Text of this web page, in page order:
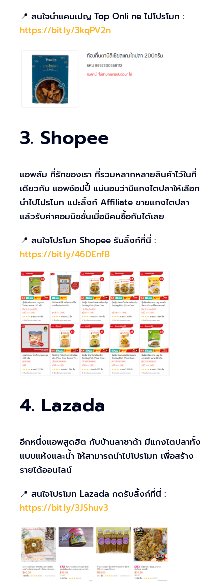
📍 สนใจนำแคมเปญ Top Onli ne ไปโปรโมท :
https://bit.ly/3kqPV2n
3. Shopee
แอพส้ม ที่รักของเรา ที่รวมหลากหลายสินค้าไว้ในที่
เดียวกับ แอพช้อปปี้ แน่นอนว่ามีแกงไตปลาให้เลือก
นำไปโปรโมท แปะลิ้งก์ Affiliate ขายแกงไตปลา
แล้วรับค่าคอมมิชชั่นเมื่อมีคนซื้อกันได้เลย
📍 สนใจโปรโมท Shopee รับลิ้งก์ที่นี่ :
https://bit.ly/46DEnfB
4. Lazada
อีกหนึ่งแอพสูดฮิต กับบ้านลาซาด้า มีแกงไตปลาทั้ง
แบบแห้งและน้ำ ให้สามารถนำไปโปรโมท เพื่อสร้าง
รายได้ออนไลน์
📍 สนใจโปรโมท Lazada กดรับลิ้งก์ที่นี่ :
https://bit.ly/3JShuv3